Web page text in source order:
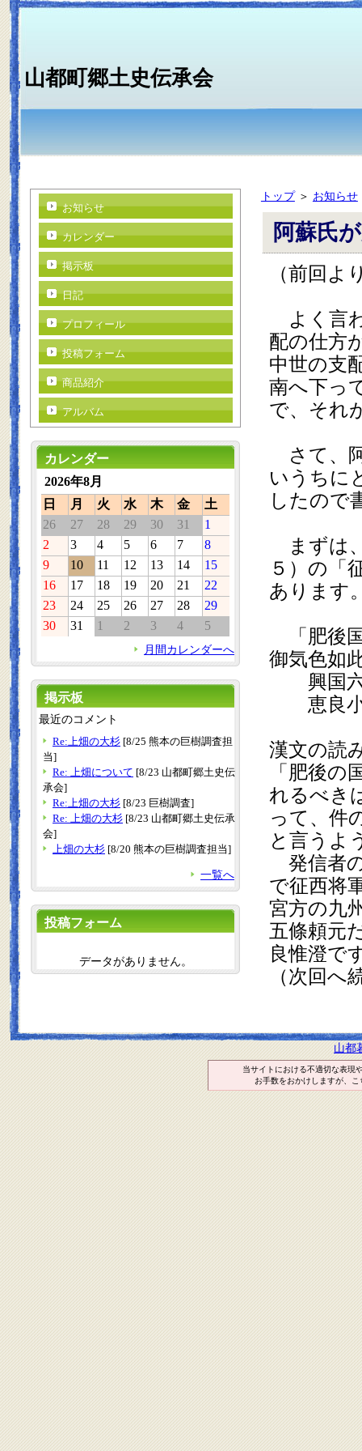
山都町郷土史伝承会
トップ＞ お知らせ
阿蘇氏
（前回よ
よく言
配の仕方
中世の支
南へ下っ
で、それ
さて、
いうちに
したので
まずは
５）の「
あります
「肥後
御気色如
興国六
恵良小
漢文の読
「肥後
れるべき
って、件
と言う
発信者
で征西将
宮方の九
五條頼元
良惟澄で
（次回へ
お知らせ
カレンダー
掲示板
日記
プロフィール
投稿フォーム
商品紹介
アルバム
カレンダー
2026年8月
日
月 火 水 木 金
土
26
27 28 29 30 31
1
2
3 4 5 6 7
8
9
10 11 12 13 14
15
16
17 18 19 20 21
22
23
24 25 26 27 28
29
30
31 1 2 3 4 5
月間カレンダーへ
掲示板
最近のコメント
Re:上畑の大杉 [8/25 熊本の巨樹調査担
当]
Re: 上畑について [8/23 山都町郷土史伝
承会]
Re:上畑の大杉 [8/23 巨樹調査]
Re: 上畑の大杉 [8/23 山都町郷土史伝承
会]
上畑の大杉 [8/20 熊本の巨樹調査担当]
一覧へ
投稿フォーム
データがありません。
山都
当サイトにおける不適切な表現
お手数をおかけしますが、こ